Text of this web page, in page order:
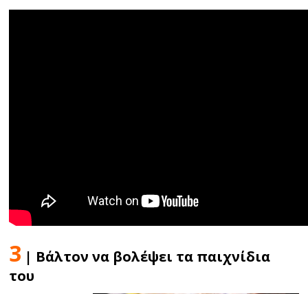
3 | Βάλτον να βολέψει τα παιχνίδια
του